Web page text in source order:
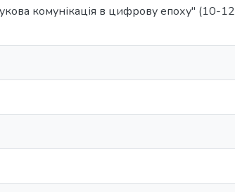
комунікація в цифрову епоху" (10-12